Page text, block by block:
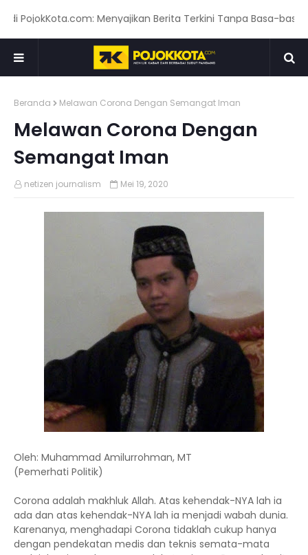
Menyajikan Berita Terkini Tanpa Basa-basi!
Beranda Melawan Corona Dengan Semangat Iman
Melawan Corona Dengan
Semangat Iman
netizen journalism Mei 19, 2020
Oleh: Muhammad Amilurrohman, MT
(Pemerhati Politik)
Corona adalah makhluk Allah. Atas kehendak-NYA lah ia
ada dan atas kehendak-NYA lah ia menjadi wabah dunia.
Karenanya, menghadapi Corona tidaklah cukup hanya
dengan pendekatan medis dan teknis semata-mata